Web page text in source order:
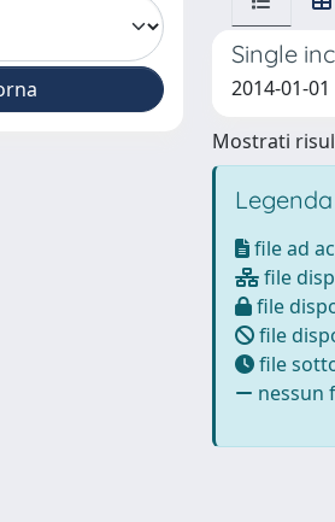
Single
2014-01-
Mostrati
file ad
file
file
file
file
nessun